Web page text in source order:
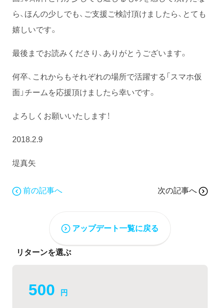
ら、ほんの少しでも、ご支援ご検討頂けましたら、とても
嬉しいです。
最後までお読みくださり、ありがとうございます。
何卒、これからもそれぞれの場所で活躍する「スマホ仮
面」チームを応援頂けましたら幸いです。
よろしくお願いいたします！
2018.2.9
堤真矢
前の記事へ 次の記事へ
アップデート一覧に戻る
リターンを選ぶ
500 円